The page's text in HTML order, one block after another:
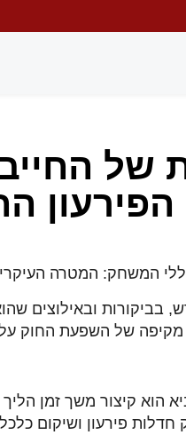
של
הפירעון
ובאילוצים
מקיפה של השפעת החוק
הוא קיצור משך זמן הליך
חדלות פירעון ושיקום